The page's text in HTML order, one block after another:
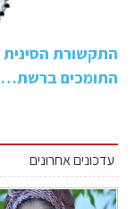
התקשורת
התומכים ברשת…
עדכונים אחרונים